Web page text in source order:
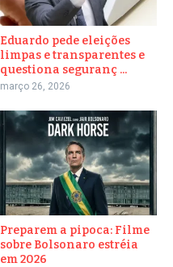
Eduardo pede eleições
limpas e transparentes e
questiona seguranç ...
março 26, 2026
Preparem a pipoca: Filme
sobre Bolsonaro estréia
em 2026